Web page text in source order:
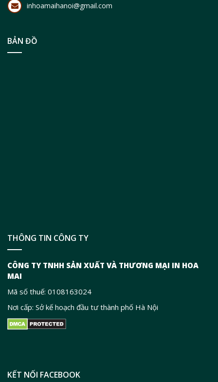
inhoamaihanoi@gmail.com
BẢN ĐỒ
THÔNG TIN CÔNG TY
CÔNG TY TNHH SẢN XUẤT VÀ THƯƠNG MẠI IN HOA
MAI
Mã số thuế: 0108163024
Nơi cấp: Sở kế hoạch đầu tư thành phố Hà Nội
KẾT NỐI FACEBOOK